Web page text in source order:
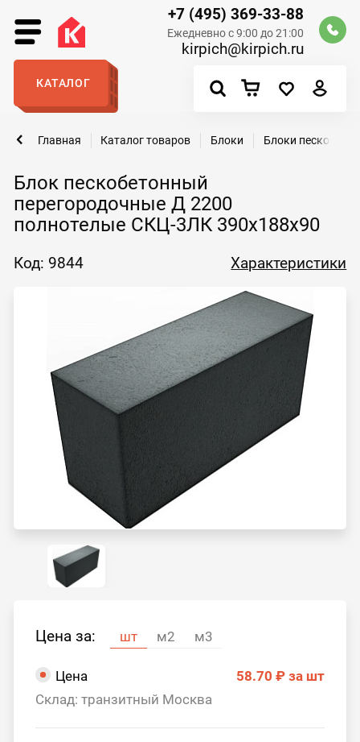
+7 (495) 369-33-88
Ежедневно с 9:00 до 21:00
kirpich@kirpich.ru
КАТАЛОГ
Блок пескобетонный
перегородочные Д 2200
полнотелые СКЦ-3ЛК 390x188x90
Главная Каталог товаров Блоки Блоки
Код: 9844 Характеристики
Цена за: шт м2 м3
Цена 58.70 ₽ за шт
Склад: транзитный Москва